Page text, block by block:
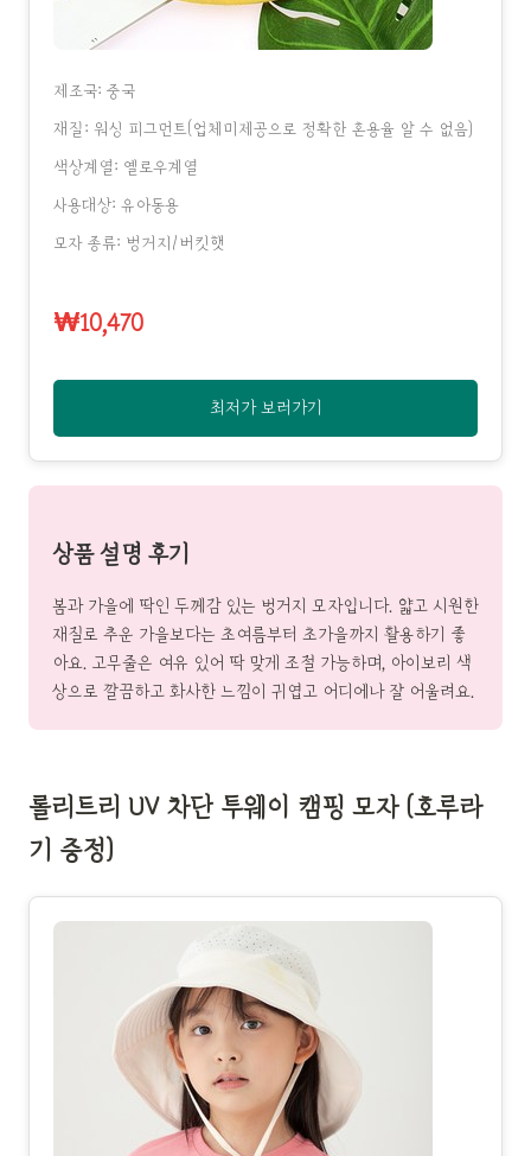
제조국: 중국
재질: 워싱 피그먼트(업체미제공으로 정확한 혼용율 알 수 없음)
색상계열: 옐로우계열
사용대상: 유아동용
모자 종류: 벙거지/버킷햇
₩10,470
최저가 보러가기
상품 설명 후기
봄과 가을에 딱인 두께감 있는 벙거지 모자입니다. 얇고 시원한
재질로 추운 가을보다는 초여름부터 초가을까지 활용하기 좋
아요. 고무줄은 여유 있어 딱 맞게 조절 가능하며, 아이보리 색
상으로 깔끔하고 화사한 느낌이 귀엽고 어디에나 잘 어울려요.
롤리트리 UV 차단 투웨이 캠핑 모자 (호루라
기 증정)